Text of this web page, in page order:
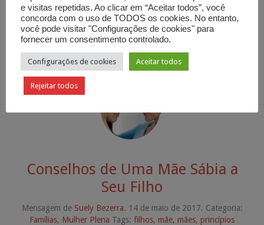
 
Conselhos de Uma Mãe Sábia a
Seu Filho
Mensagem de Suely Bezerra. 14 de maio de 2017. Categoria:
Famílias, Mulher Plena Tags: filhos, mãe, mães, princípios
e visitas repetidas. Ao clicar em “Aceitar todos”, você
concorda com o uso de TODOS os cookies. No entanto,
você pode visitar "Configurações de cookies" para
fornecer um consentimento controlado.
Configurações de cookies Aceitar todos
Rejeitar todos